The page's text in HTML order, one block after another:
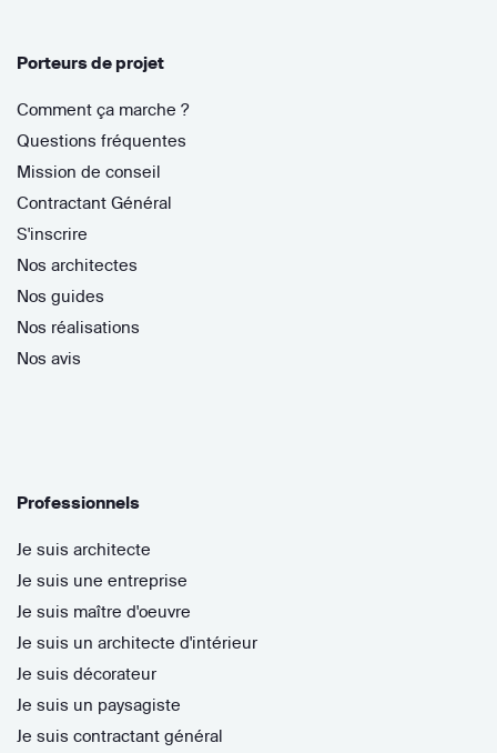
Porteurs de projet
Comment ça marche ?
Questions fréquentes
Mission de conseil
Contractant Général
S'inscrire
Nos architectes
Nos guides
Nos réalisations
Nos avis
Professionnels
Je suis architecte
Je suis une entreprise
Je suis maître d'oeuvre
Je suis un architecte d'intérieur
Je suis décorateur
Je suis un paysagiste
Je suis contractant général